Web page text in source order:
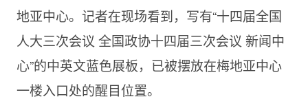
地亚中心。记者在现场看到，写有“十四届全国
人大三次会议 全国政协十四届三次会议 新闻中
心”的中英文蓝色展板，已被摆放在梅地亚中心
一楼入口处的醒目位置。